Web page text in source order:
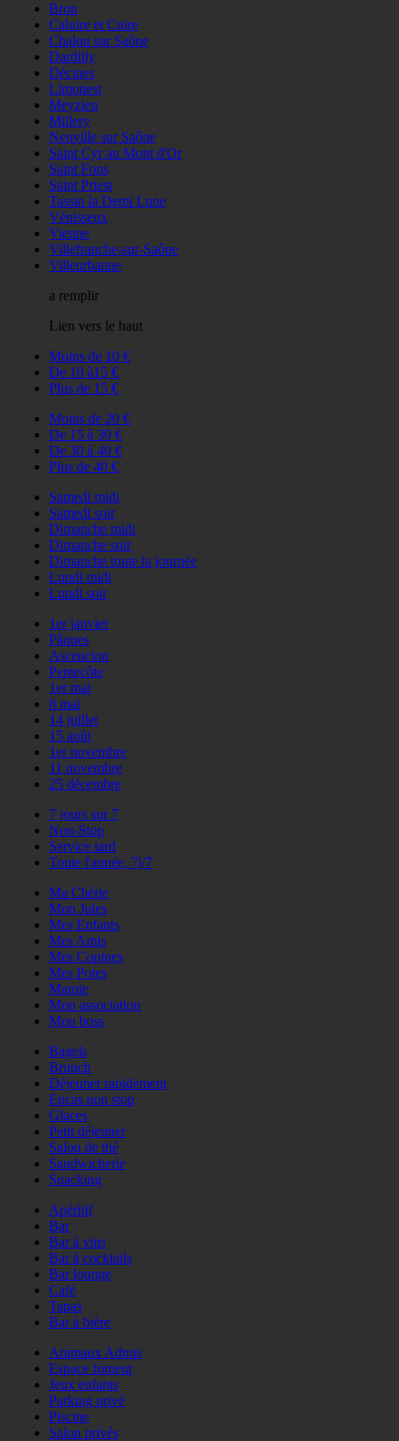
Bron
Caluire et Cuire
Chalon sur Saône
Dardilly
Décines
Limonest
Meyzieu
Millery
Neuville sur Saône
Saint Cyr au Mont d'Or
Saint Fons
Saint Priest
Tassin la Demi Lune
Vénisseux
Vienne
Villefranche-sur-Saône
Villeurbanne
a remplir
Lien vers le haut
Moins de 10 €
De 10 à15 €
Plus de 15 €
Moins de 20 €
De 15 à 30 €
De 30 à 40 €
Plus de 40 €
Samedi midi
Samedi soir
Dimanche midi
Dimanche soir
Dimanche toute la journée
Lundi midi
Lundi soir
1er janvier
Pâques
Ascencion
Pentecôte
1er mai
8 mai
14 juillet
15 août
1er novembre
11 novembre
25 décembre
7 jours sur 7
Non-Stop
Service tard
Toute l'année, 7j/7
Ma Chérie
Mon Jules
Mes Enfants
Mes Amis
Mes Copines
Mes Potes
Mamie
Mon association
Mon boss
Bagels
Brunch
Déjeuner rapidement
Encas non stop
Glaces
Petit déjeuner
Salon de thé
Sandwicherie
Snacking
Apéritif
Bar
Bar à vins
Bar à cocktails
Bar lounge
Café
Tapas
Bar à bière
Animaux Admis
Espace fumeur
Jeux enfants
Parking privé
Piscine
Salon privés